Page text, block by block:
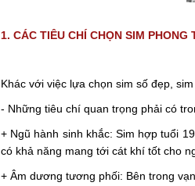
1. CÁC TIÊU CHÍ CHỌN SIM PHONG
Khác với việc lựa chọn sim số đẹp,
- Những tiêu chí quan trọng phải có
+ Ngũ hành sinh khắc: Sim hợp tuổi
có khả năng mang tới cát khí tốt cho
+ Âm dương tương phối: Bên trong